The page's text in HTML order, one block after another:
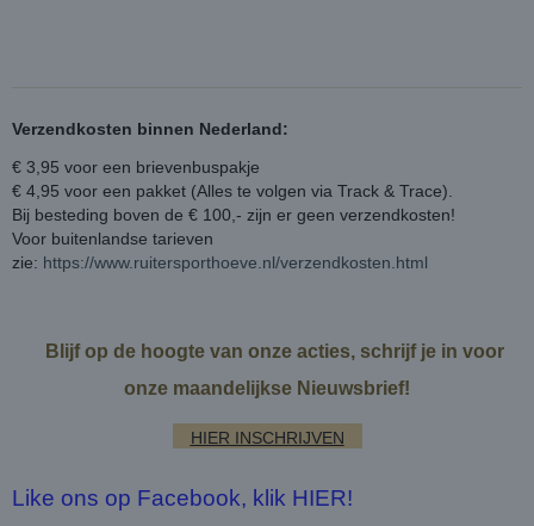
Verzendkosten binnen Nederland:
€ 3,95 voor een brievenbuspakje
€ 4,95 voor een pakket (Alles te volgen via Track & Trace).
Bij besteding boven de € 100,- zijn er geen verzendkosten!
Voor buitenlandse tarieven
zie: https://www.ruitersporthoeve.nl/verzendkosten.html
Blijf op de hoogte van onze acties, schrijf je in voor
onze maandelijkse Nieuwsbrief!
HIER INSCHRIJVEN
Like ons op Facebook, klik HIER!